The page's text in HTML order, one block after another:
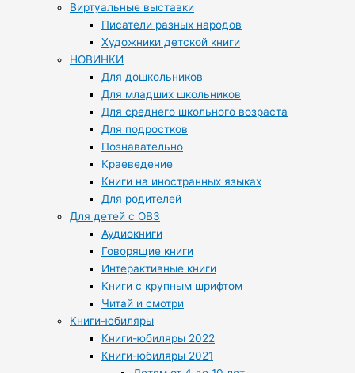
Виртуальные выставки
Писатели разных народов
Художники детской книги
НОВИНКИ
Для дошкольников
Для младших школьников
Для среднего школьного возраста
Для подростков
Познавательно
Краеведение
Книги на иностранных языках
Для родителей
Для детей с ОВЗ
Аудиокниги
Говорящие книги
Интерактивные книги
Книги с крупным шрифтом
Читай и смотри
Книги-юбиляры
Книги-юбиляры 2022
Книги-юбиляры 2021